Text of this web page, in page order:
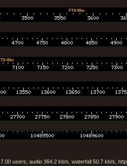
FT8-80m
40m
users; audio 364.2 kb/s, waterfall 50.7 kb/s,